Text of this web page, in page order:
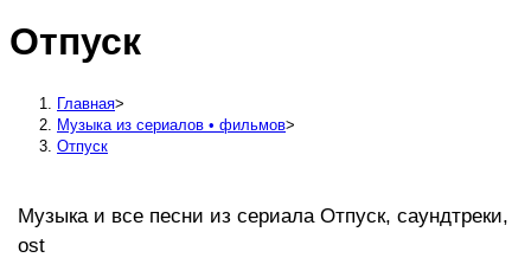
сайту
Отпуск
Главная>
Музыка из сериалов • фильмов>
Отпуск
Музыка и все песни из сериала Отпуск, саундтреки,
ost